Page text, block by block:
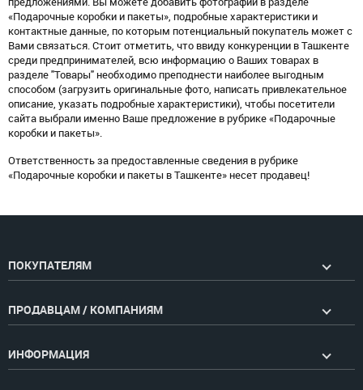
«Подарочные коробки и пакеты», подробные характеристики и
контактные данные, по которым потенциальный покупатель может с
Вами связаться. Стоит отметить, что ввиду конкуренции в Ташкенте
среди предпринимателей, всю информацию о Ваших товарах в
разделе "Товары" необходимо преподнести наиболее выгодным
способом (загрузить оригинальные фото, написать привлекательное
описание, указать подробные характеристики), чтобы посетители
сайта выбрали именно Ваше предложение в рубрике «Подарочные
коробки и пакеты».
Ответственность за предоставленные сведения в рубрике
«Подарочные коробки и пакеты в Ташкенте» несет продавец!
ПОКУПАТЕЛЯМ
ПРОДАВЦАМ / КОМПАНИЯМ
ИНФОРМАЦИЯ